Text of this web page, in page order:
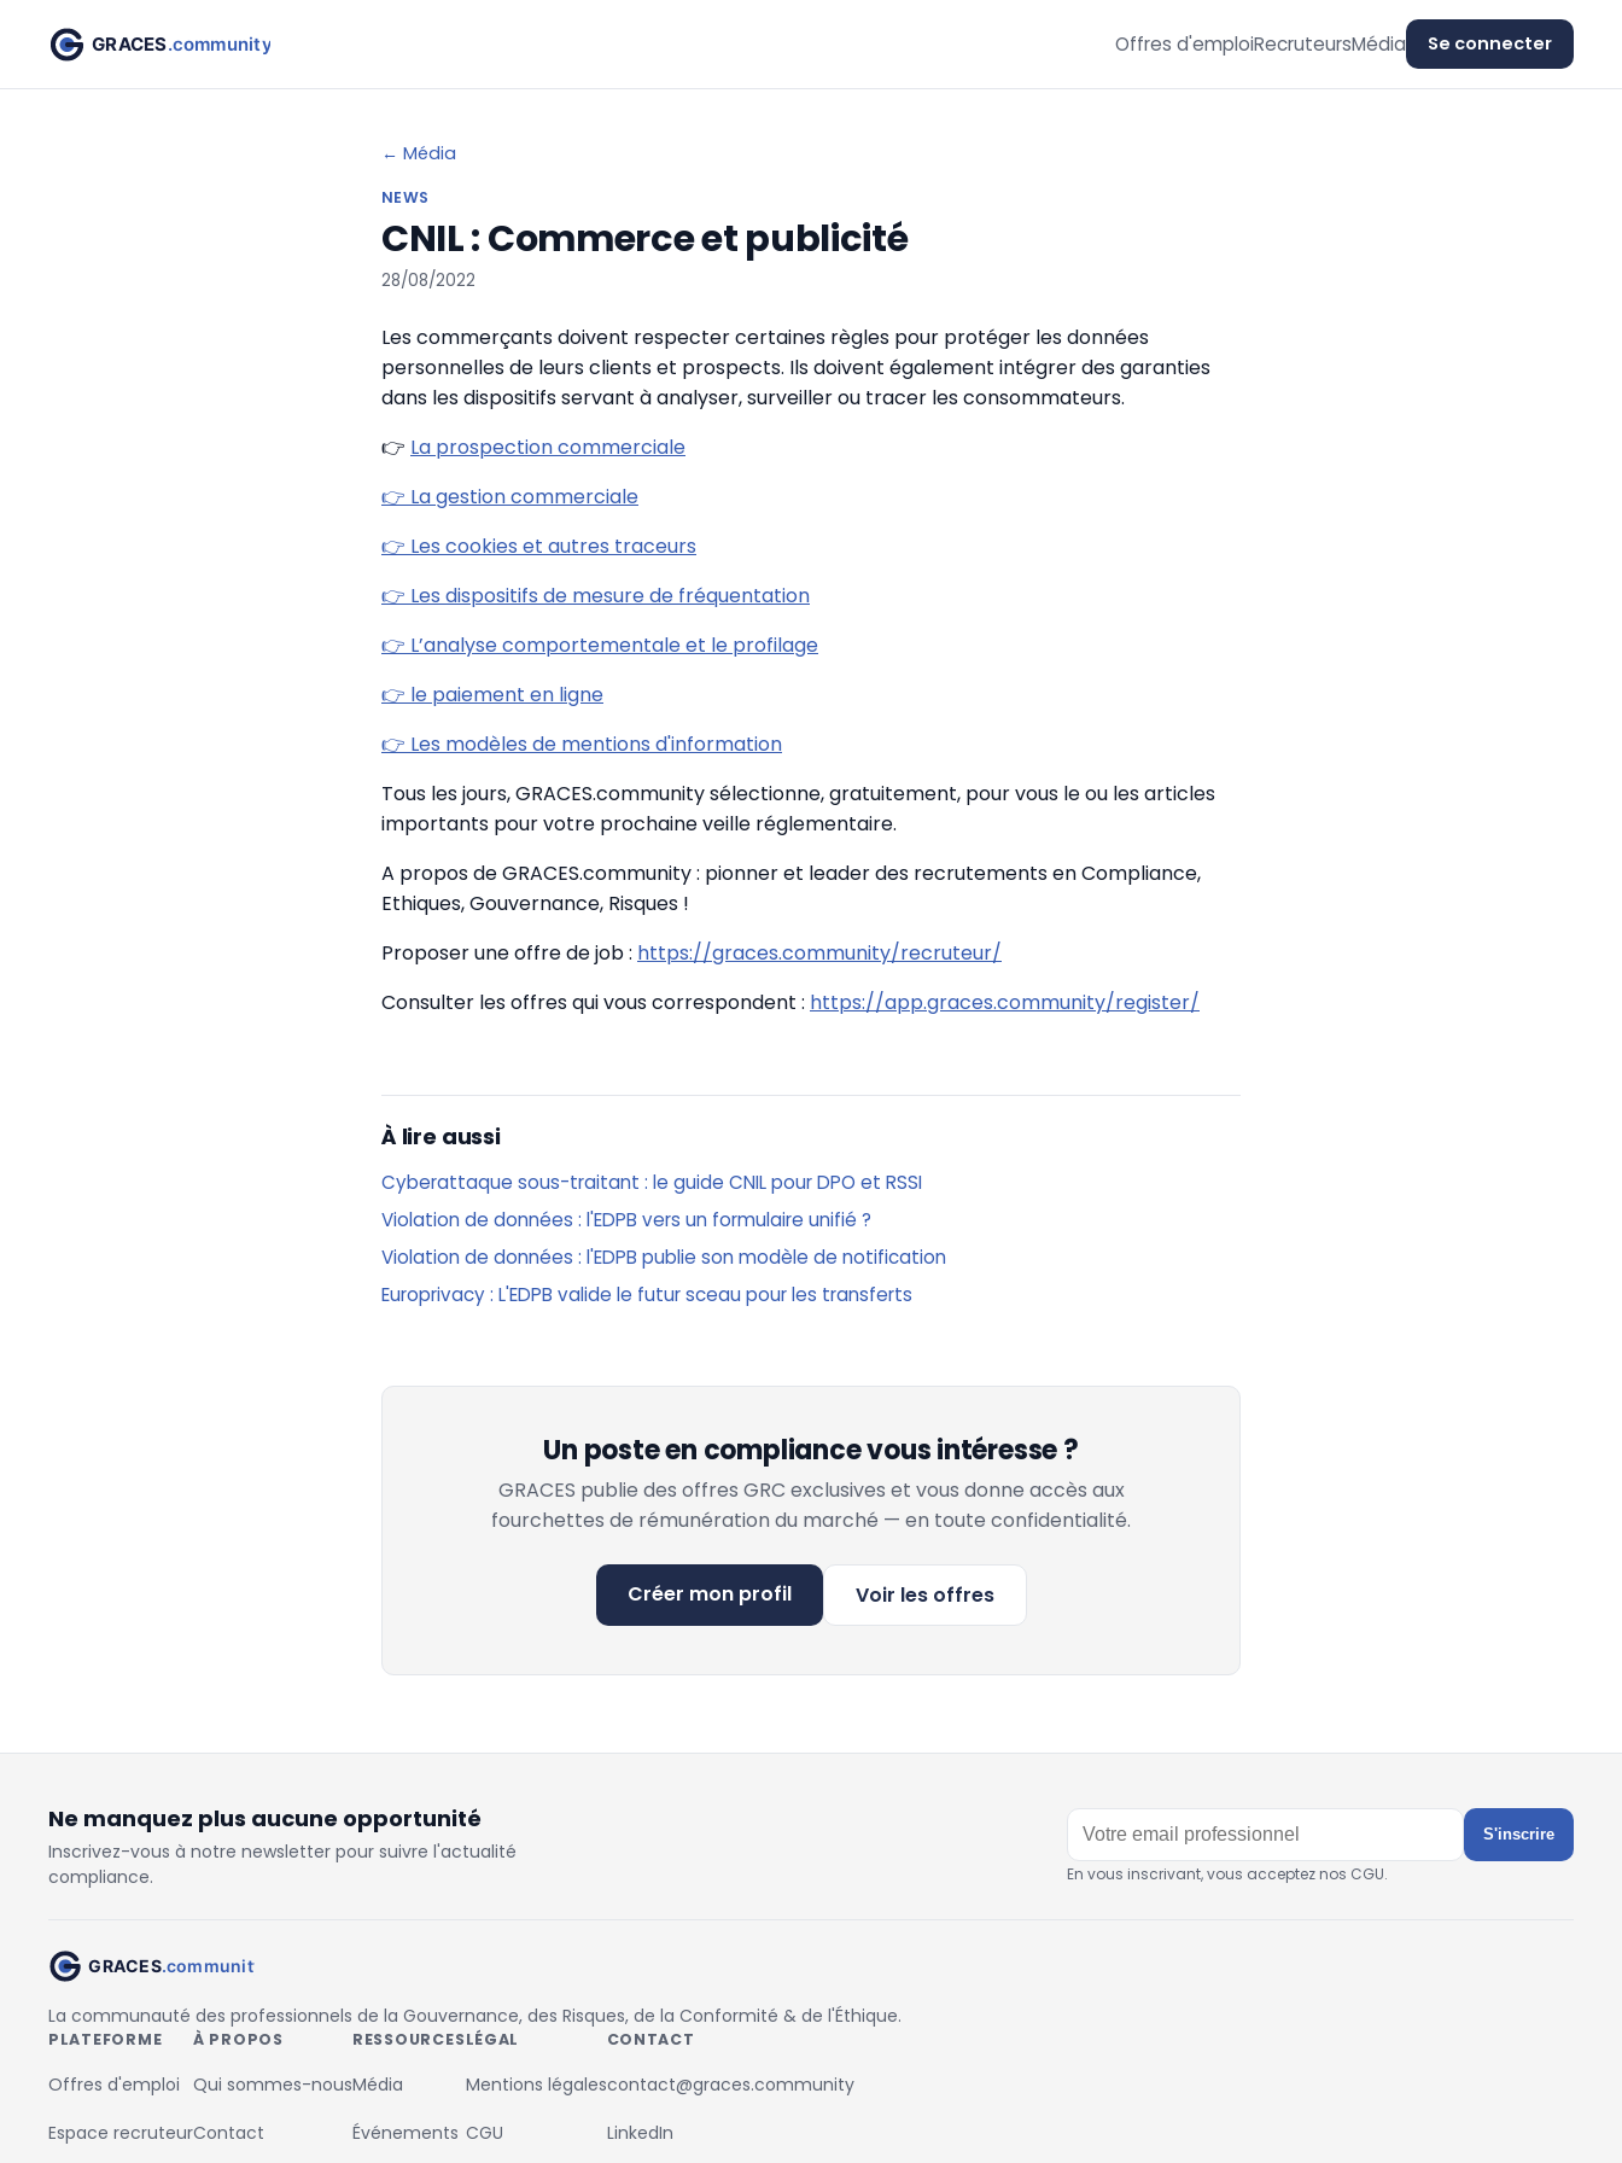
Offres d'emploiRecruteursMédia Se connecter
← Média
NEWS
CNIL : Commerce et publicité
28/08/2022
Les commerçants doivent respecter certaines règles pour protéger les données
personnelles de leurs clients et prospects. Ils doivent également intégrer des garanties
dans les dispositifs servant à analyser, surveiller ou tracer les consommateurs.
👉 La prospection commerciale
👉 La gestion commerciale
👉 Les cookies et autres traceurs
👉 Les dispositifs de mesure de fréquentation
👉 L’analyse comportementale et le profilage
👉 le paiement en ligne
👉 Les modèles de mentions d'information
Tous les jours, GRACES.community sélectionne, gratuitement, pour vous le ou les articles
importants pour votre prochaine veille réglementaire.
A propos de GRACES.community : pionner et leader des recrutements en Compliance,
Ethiques, Gouvernance, Risques !
Proposer une offre de job : https://graces.community/recruteur/
Consulter les offres qui vous correspondent : https://app.graces.community/register/
À lire aussi
Cyberattaque sous-traitant : le guide CNIL pour DPO et RSSI
Violation de données : l'EDPB vers un formulaire unifié ?
Violation de données : l'EDPB publie son modèle de notification
Europrivacy : L'EDPB valide le futur sceau pour les transferts
Un poste en compliance vous intéresse ?
GRACES publie des offres GRC exclusives et vous donne accès aux
fourchettes de rémunération du marché — en toute confidentialité.
Créer mon profil Voir les offres
Ne manquez plus aucune opportunité
Inscrivez-vous à notre newsletter pour suivre l'actualité
compliance.
S'inscrire
En vous inscrivant, vous acceptez nos CGU.
La communauté des professionnels de la Gouvernance, des Risques, de la Conformité & de l'Éthique.
PLATEFORME
Offres d'emploi
Espace recruteur
À PROPOS
Qui sommes-nous
Contact
RESSOURCES
Média
Événements
LÉGAL
Mentions légales
CGU
CONTACT
contact@graces.community
LinkedIn